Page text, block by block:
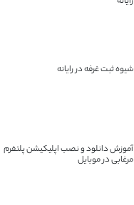
شیوه ثبت غرفه در رایانه
آموزش دانلود و نصب اپلیکیشن پلتفرم
مرغابی در موبایل